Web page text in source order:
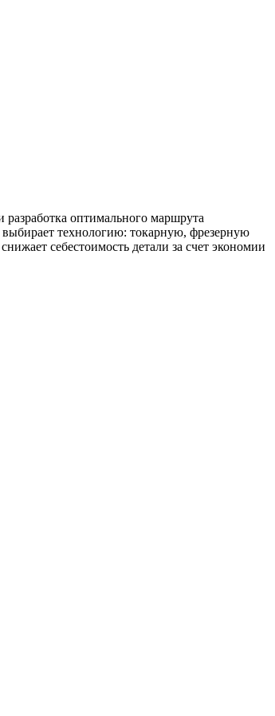
оптимального маршрута
выбирает технологию: токарную, фрезерную
себестоимость детали за счет экономии